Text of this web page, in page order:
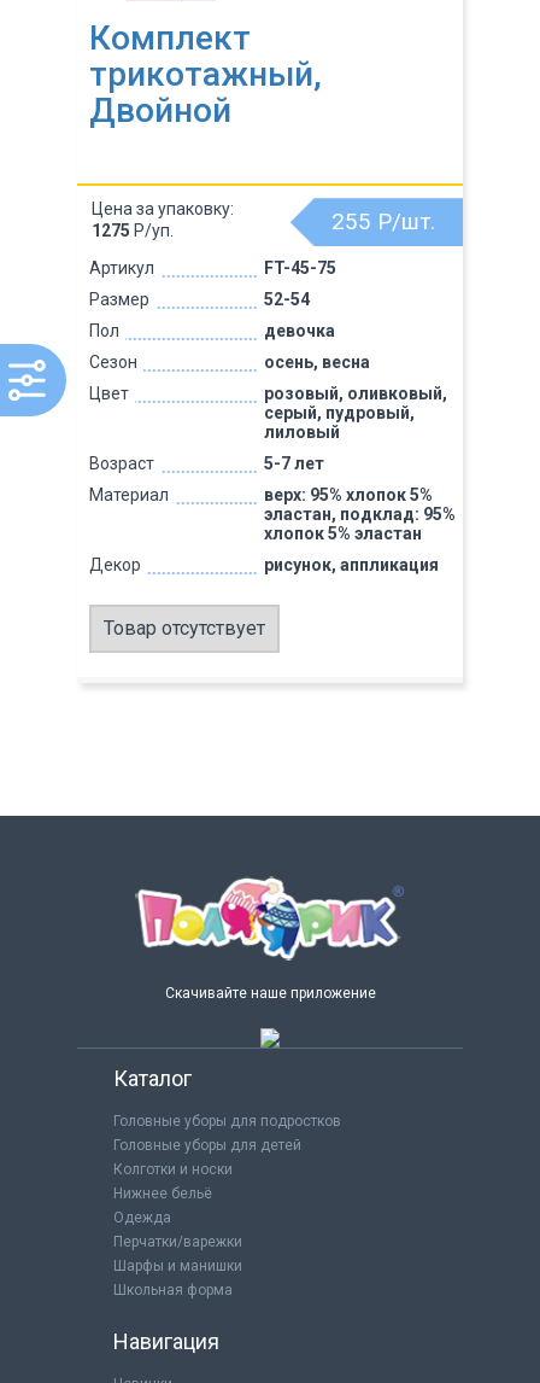
Комплект
трикотажный,
Двойной
Артикул
FT-45-75
Размер
52-54
Пол
девочка
Сезон
осень, весна
Цвет
розовый, оливковый,
серый, пудровый,
лиловый
Возраст
5-7 лет
Материал
верх: 95% хлопок 5%
эластан, подклад: 95%
хлопок 5% эластан
Декор
рисунок, аппликация
255 Р/шт.
Цена за упаковку:
1275 Р/уп.
Товар отсутствует
Скачивайте наше приложение
Каталог
Головные уборы для подростков
Головные уборы для детей
Колготки и носки
Нижнее бельё
Одежда
Перчатки/варежки
Шарфы и манишки
Школьная форма
Навигация